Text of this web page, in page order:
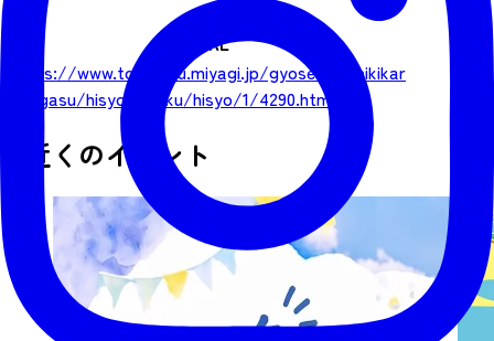
URL
https://www.town.rifu.miyagi.jp/gyosei/soshikikar
asagasu/hisyoseisaku/hisyo/1/4290.html
近くのイベント